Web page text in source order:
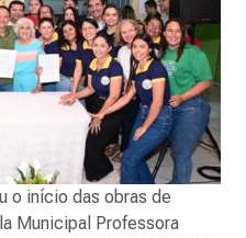
o início das obras de
Municipal Professora